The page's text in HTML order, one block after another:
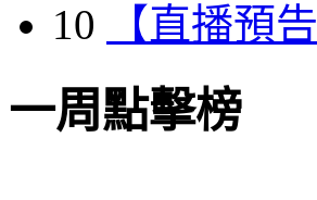
10
【直播預
一周點擊榜